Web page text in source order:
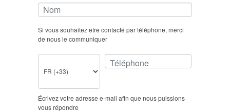
Nom
Si vous souhaitez etre contacté par téléphone, merci
de nous le communiquer
Téléphone
Écrivez votre adresse e-mail afin que nous puissions
vous répondre